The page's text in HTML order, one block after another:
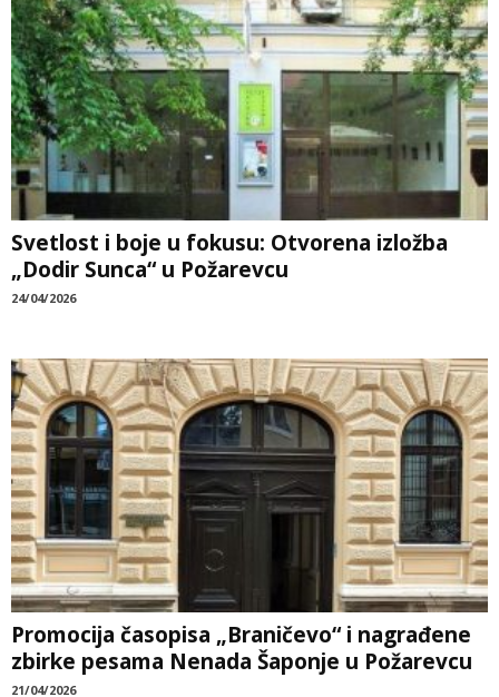
Svetlost i boje u fokusu: Otvorena izložba
„Dodir Sunca“ u Požarevcu
24/04/2026
Promocija časopisa „Braničevo“ i nagrađene
zbirke pesama Nenada Šaponje u Požarevcu
21/04/2026